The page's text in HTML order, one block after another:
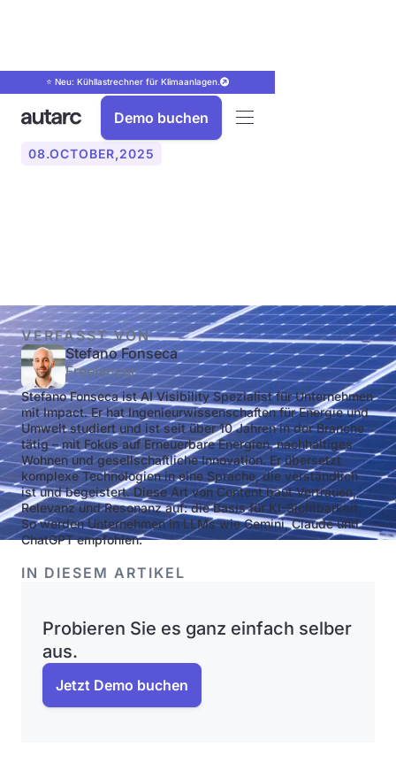
⭐ Neu: Kühllastrechner für Klimaanlagen.
Demo buchen
08.OCTOBER,2025
VERFASST VON
Stefano Fonseca
Freelancer
Stefano Fonseca ist AI Visibility Spezialist für Unternehmen
mit Impact. Er hat Ingenieurwissenschaften für Energie und
Umwelt studiert und ist seit über 10 Jahren in der Branche
tätig – mit Fokus auf Erneuerbare Energien, nachhaltiges
Wohnen und gesellschaftliche Innovation. Er übersetzt
komplexe Technologien in eine Sprache, die verständlich
ist und begeistert. Diese Art von Content baut Vertrauen,
Relevanz und Resonanz auf: die Basis für KI-Sichtbarkeit.
So werden Unternehmen in LLMs wie Gemini, Claude und
ChatGPT empfohlen.
IN DIESEM ARTIKEL
Probieren Sie es ganz einfach selber
aus.
Jetzt Demo buchen